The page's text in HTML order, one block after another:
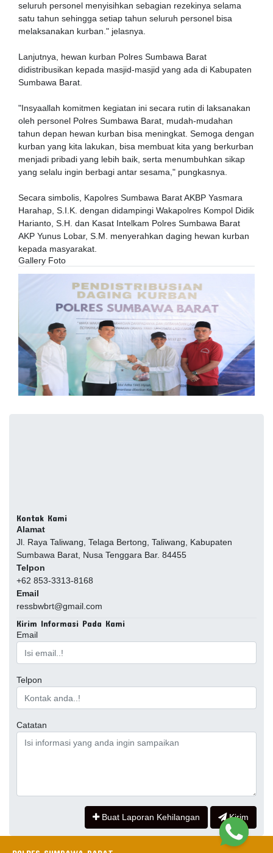
seluruh personel menyisihkan sebagian rezekinya selama
satu tahun sehingga setiap tahun seluruh personel bisa
melaksanakan kurban." jelasnya.
Lanjutnya, hewan kurban Polres Sumbawa Barat
didistribusikan kepada masjid-masjid yang ada di Kabupaten
Sumbawa Barat.
"Insyaallah komitmen kegiatan ini secara rutin di laksanakan
oleh personel Polres Sumbawa Barat, mudah-mudahan
tahun depan hewan kurban bisa meningkat. Semoga dengan
kurban yang kita lakukan, bisa membuat kita yang berkurban
menjadi pribadi yang lebih baik, serta menumbuhkan sikap
yang selalu ingin berbagi antar sesama," pungkasnya.
Secara simbolis, Kapolres Sumbawa Barat AKBP Yasmara
Harahap, S.I.K. dengan didampingi Wakapolres Kompol Didik
Harianto, S.H. dan Kasat Intelkam Polres Sumbawa Barat
AKP Yunus Lobar, S.M. menyerahkan daging hewan kurban
kepada masyarakat.
Gallery Foto
Kontak Kami
Alamat
Jl. Raya Taliwang, Telaga Bertong, Taliwang, Kabupaten
Sumbawa Barat, Nusa Tenggara Bar. 84455
Telpon
+62 853-3313-8168
Email
ressbwbrt@gmail.com
Kirim Informasi Pada Kami
Email
Telpon
Catatan
Buat Laporan Kehilangan Kirim